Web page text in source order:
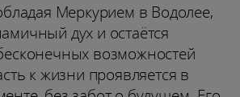
Меркурием в Водолее,
дух и остаётся
возможностей
к жизни проявляется в